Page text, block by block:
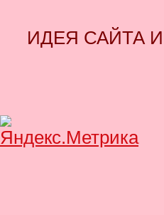
ИДЕЯ САЙТА И